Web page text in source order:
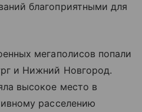
благоприятными для
мегаполисов попали
и Нижний Новгород.
высокое место в
расселению